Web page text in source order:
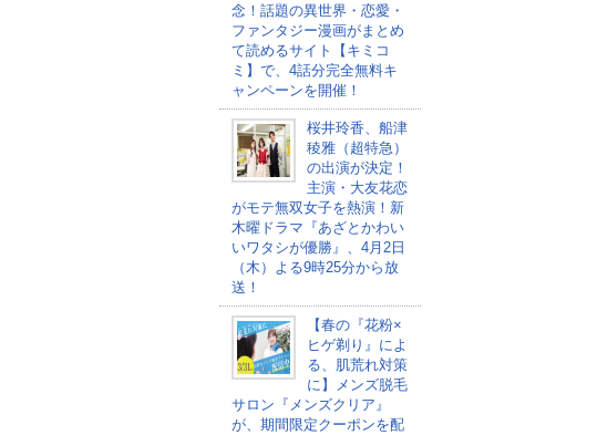
念！話題の異世界・恋愛・
ファンタジー漫画がまとめ
て読めるサイト【キミコ
ミ】で、4話分完全無料キ
ャンペーンを開催！
桜井玲香、船津
稜雅（超特急）
の出演が決定！
主演・大友花恋
がモテ無双女子を熱演！新
木曜ドラマ『あざとかわい
いワタシが優勝』、4月2日
（木）よる9時25分から放
送！
【春の『花粉×
ヒゲ剃り』によ
る、肌荒れ対策
に】メンズ脱毛
サロン『メンズクリア』
が、期間限定クーポンを配